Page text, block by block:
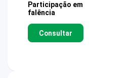
Participação em
falência
Consultar